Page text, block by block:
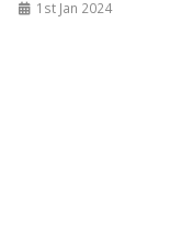
1st Jan 2024